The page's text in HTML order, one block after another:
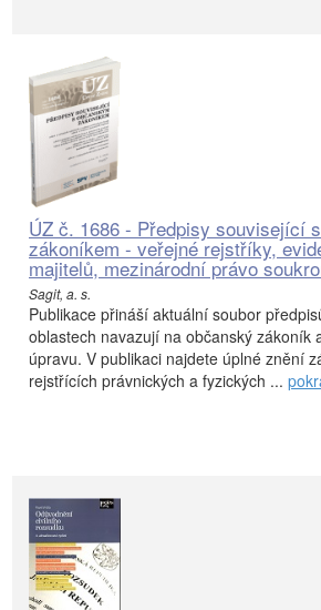
ÚZ č. 1686 - Předpisy související
zákoníkem - veřejné rejstříky,
majitelů, mezinárodní právo
Sagit, a. s.
Publikace přináší aktuální soubor
oblastech navazují na občanský zákoník
úpravu. V publikaci najdete úplné znění
rejstřících právnických a fyzických ...